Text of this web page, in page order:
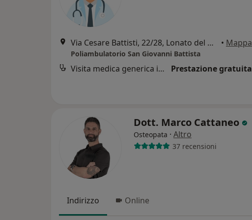
Via Cesare Battisti, 22/28, Lonato del Garda • Mappa
Poliambulatorio San Giovanni Battista
Visita medica generica in CONVENZIONE Prestazione gratuita
Dott. Marco Cattaneo
Osteopata · Altro
37 recensioni
Indirizzo Online